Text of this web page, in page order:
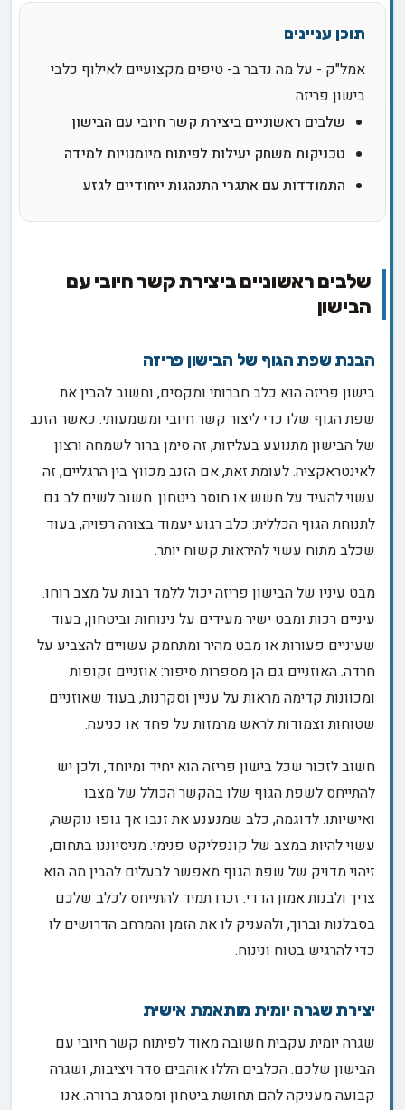
אמל"ק - על מה נדבר ב- טיפים מקצועיים לאילוף כלבי
בישון פריזה
שלבים ראשוניים ביצירת קשר חיובי עם הבישון
טכניקות משחק יעילות לפיתוח מיומנויות למידה
התמודדות עם אתגרי התנהגות ייחודיים לגזע
שלבים ראשוניים ביצירת קשר חיובי עם
הבישון
הבנת שפת הגוף של הבישון פריזה
בישון פריזה הוא כלב חברותי ומקסים, וחשוב להבין את
שפת הגוף שלו כדי ליצור קשר חיובי ומשמעותי. כאשר הזנב
של הבישון מתנועע בעליזות, זה סימן ברור לשמחה ורצון
לאינטראקציה. לעומת זאת, אם הזנב מכווץ בין הרגליים, זה
עשוי להעיד על חשש או חוסר ביטחון. חשוב לשים לב גם
לתנוחת הגוף הכללית: כלב רגוע יעמוד בצורה רפויה, בעוד
שכלב מתוח עשוי להיראות קשוח יותר.
מבט עיניו של הבישון פריזה יכול ללמד רבות על מצב רוחו.
עיניים רכות ומבט ישיר מעידים על נינוחות וביטחון, בעוד
שעיניים פעורות או מבט מהיר ומתחמק עשויים להצביע על
חרדה. האוזניים גם הן מספרות סיפור: אוזניים זקופות
ומכוונות קדימה מראות על עניין וסקרנות, בעוד שאוזניים
שטוחות וצמודות לראש מרמזות על פחד או כניעה.
חשוב לזכור שכל בישון פריזה הוא יחיד ומיוחד, ולכן יש
להתייחס לשפת הגוף שלו בהקשר הכולל של מצבו
ואישיותו. לדוגמה, כלב שמנענע את זנבו אך גופו נוקשה,
עשוי להיות במצב של קונפליקט פנימי. מניסיוננו בתחום,
זיהוי מדויק של שפת הגוף מאפשר לבעלים להבין מה הוא
צריך ולבנות אמון הדדי. זכרו תמיד להתייחס לכלב שלכם
בסבלנות וברוך, ולהעניק לו את הזמן והמרחב הדרושים לו
כדי להרגיש בטוח ונינוח.
יצירת שגרה יומית מותאמת אישית
שגרה יומית עקבית חשובה מאוד לפיתוח קשר חיובי עם
הבישון שלכם. הכלבים הללו אוהבים סדר ויציבות, ושגרה
קבועה מעניקה להם תחושת ביטחון ומסגרת ברורה. אנו